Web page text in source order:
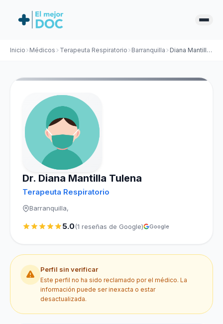
Inicio Médicos Terapeuta Respiratorio Barranquilla Diana Mantilla Tulena
Dr. Diana Mantilla Tulena
Terapeuta Respiratorio
Barranquilla,
5.0(1 reseñas de Google) Google
Perfil sin verificar
Este perfil no ha sido reclamado por el médico. La
información puede ser inexacta o estar
desactualizada.